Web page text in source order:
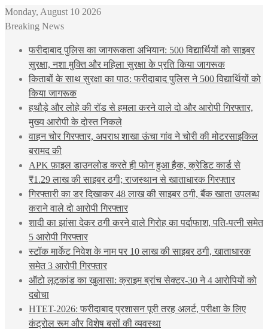
Monday, August 10 2026
Breaking News
फरीदाबाद पुलिस का जागरूकता अभियान: 500 विद्यार्थियों को साइबर
सुरक्षा, नशा मुक्ति और महिला सुरक्षा के प्रति किया जागरूक
किताबों के साथ सुरक्षा का पाठ: फरीदाबाद पुलिस ने 500 विद्यार्थियों को
किया जागरूक
हथौड़े और लोहे की रॉड से हमला करने वाले दो और आरोपी गिरफ्तार,
मुख्य आरोपी के दोस्त निकले
वाहन चोर गिरफ्तार, अपराध शाखा ऊंचा गांव ने चोरी की मोटरसाइकिल
बरामद की
APK फ़ाइल डाउनलोड करते ही फोन हुआ हैक, क्रेडिट कार्ड से
₹1.29 लाख की साइबर ठगी; राजस्थान से खाताधारक गिरफ्तार
गिरफ्तारी का डर दिखाकर 48 लाख की साइबर ठगी, बैंक खाता उपलब्ध
कराने वाले दो आरोपी गिरफ्तार
शादी का झांसा देकर ठगी करने वाले गिरोह का पर्दाफाश, पति-पत्नी समेत
5 आरोपी गिरफ्तार
स्टॉक मार्केट निवेश के नाम पर 10 लाख की साइबर ठगी, खाताधारक
समेत 3 आरोपी गिरफ्तार
ऑटो लूटकांड का खुलासा: क्राइम ब्रांच सेक्टर-30 ने 4 आरोपियों को
दबोचा
HTET-2026: फरीदाबाद प्रशासन पूरी तरह अलर्ट, परीक्षा के लिए
कंट्रोल रूम और विशेष बसों की व्यवस्था